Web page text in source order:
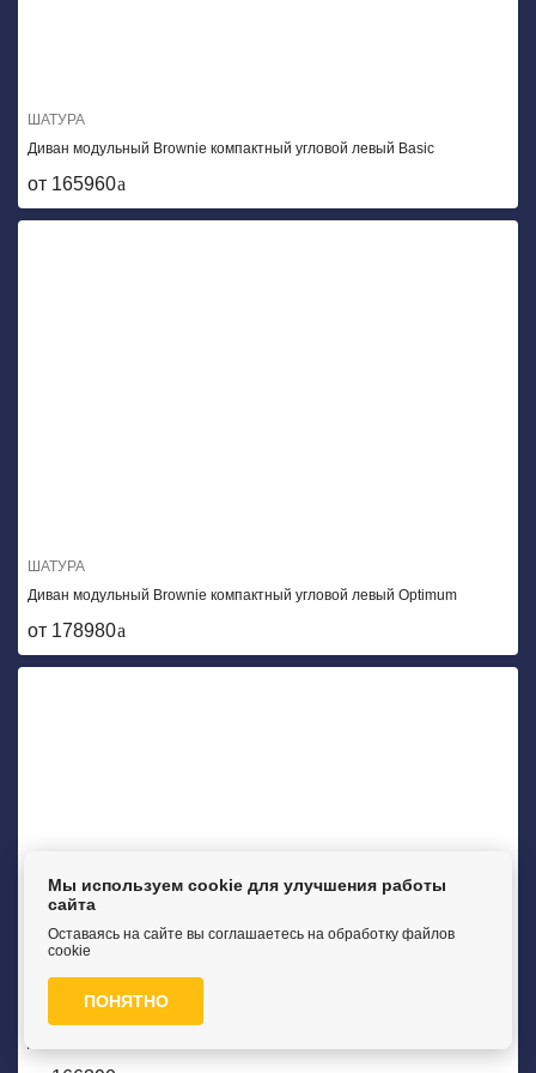
ШАТУРА
Диван модульный Brownie компактный угловой левый Basic
от 165960
ШАТУРА
Диван модульный Brownie компактный угловой левый Optimum
от 178980
Мы используем cookie для улучшения работы
сайта
Оставаясь на сайте вы соглашаетесь на обработку файлов
cookie
ПОНЯТНО